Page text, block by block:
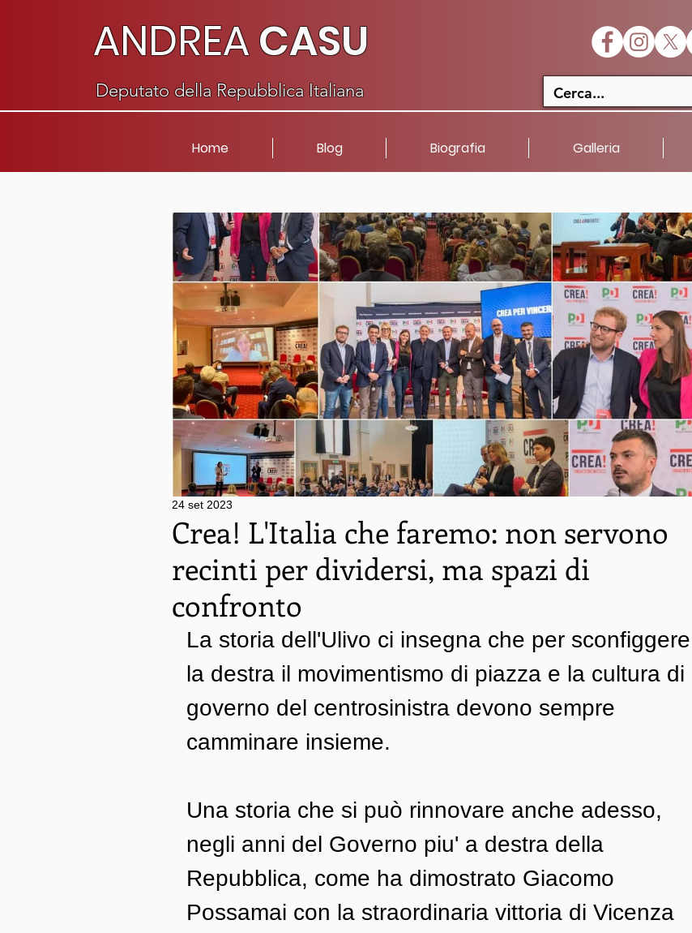
ANDREACASU
Deputato della Repubblica Italiana
Home Blog Biografia Galleria
Crea! L'Italia che faremo: non servono
recinti per dividersi, ma spazi di
confronto
24 set 2023
La storia dell'Ulivo ci insegna che per sconfiggere
la destra il movimentismo di piazza e la cultura di
governo del centrosinistra devono sempre
camminare insieme.
Una storia che si può rinnovare anche adesso,
negli anni del Governo piu' a destra della
Repubblica, come ha dimostrato Giacomo
Possamai con la straordinaria vittoria di Vicenza